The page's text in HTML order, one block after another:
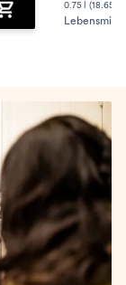
Zum Warenkorb
0.75 l (18.65 €